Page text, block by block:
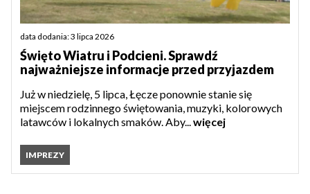
data dodania: 3 lipca 2026
Święto Wiatru i Podcieni. Sprawdź
najważniejsze informacje przed przyjazdem
Już w niedzielę, 5 lipca, Łęcze ponownie stanie się
miejscem rodzinnego świętowania, muzyki, kolorowych
latawców i lokalnych smaków. Aby... więcej
IMPREZY